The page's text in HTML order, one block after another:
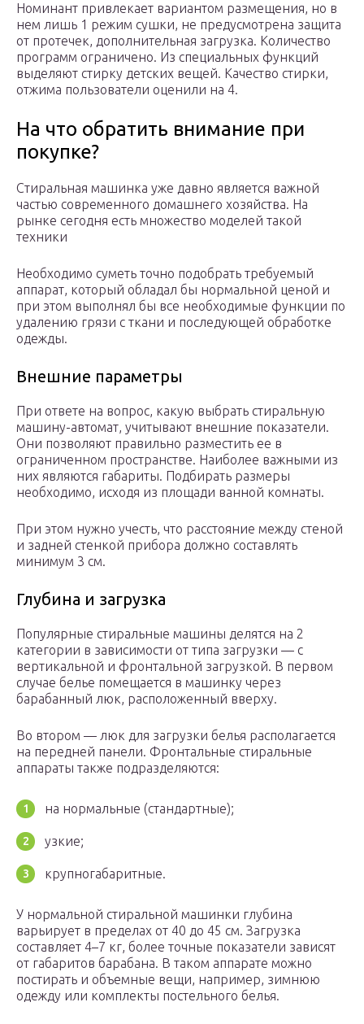
Номинант привлекает вариантом размещения, но в
нем лишь 1 режим сушки, не предусмотрена защита
от протечек, дополнительная загрузка. Количество
программ ограничено. Из специальных функций
выделяют стирку детских вещей. Качество стирки,
отжима пользователи оценили на 4.
На что обратить внимание при
покупке?
Стиральная машинка уже давно является важной
частью современного домашнего хозяйства. На
рынке сегодня есть множество моделей такой
техники
Необходимо суметь точно подобрать требуемый
аппарат, который обладал бы нормальной ценой и
при этом выполнял бы все необходимые функции по
удалению грязи с ткани и последующей обработке
одежды.
Внешние параметры
При ответе на вопрос, какую выбрать стиральную
машину-автомат, учитывают внешние показатели.
Они позволяют правильно разместить ее в
ограниченном пространстве. Наиболее важными из
них являются габариты. Подбирать размеры
необходимо, исходя из площади ванной комнаты.
При этом нужно учесть, что расстояние между стеной
и задней стенкой прибора должно составлять
минимум 3 см.
Глубина и загрузка
Популярные стиральные машины делятся на 2
категории в зависимости от типа загрузки — с
вертикальной и фронтальной загрузкой. В первом
случае белье помещается в машинку через
барабанный люк, расположенный вверху.
Во втором — люк для загрузки белья располагается
на передней панели. Фронтальные стиральные
аппараты также подразделяются:
на нормальные (стандартные);
узкие;
крупногабаритные.
У нормальной стиральной машинки глубина
варьирует в пределах от 40 до 45 см. Загрузка
составляет 4–7 кг, более точные показатели зависят
от габаритов барабана. В таком аппарате можно
постирать и объемные вещи, например, зимнюю
одежду или комплекты постельного белья.